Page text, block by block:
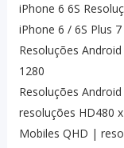
iPhone 6 6S
iPhone 6 / 6S Plus
Resoluções
1280
Resoluções
resoluções HD480
Mobiles QHD |